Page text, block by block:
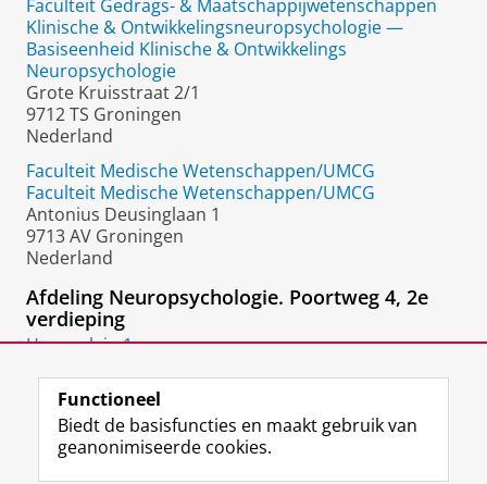
Faculteit Gedrags- & Maatschappijwetenschappen
Klinische & Ontwikkelingsneuropsychologie —
Basiseenheid Klinische & Ontwikkelings
Neuropsychologie
Grote Kruisstraat 2/1
9712 TS Groningen
Nederland
Faculteit Medische Wetenschappen/UMCG
Faculteit Medische Wetenschappen/UMCG
Antonius Deusinglaan 1
9713 AV Groningen
Nederland
Afdeling Neuropsychologie. Poortweg 4, 2e
verdieping
Hanzeplein 1
Functioneel
Biedt de basisfuncties en maakt gebruik van
geanonimiseerde cookies.